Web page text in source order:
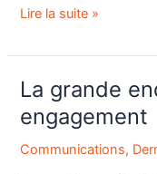
Lire la suite »
La grande
engagement
Communications,
La
enquête
CFDT